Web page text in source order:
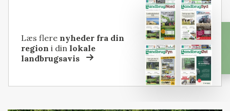
Læs flere nyheder fra din
region i dinlokale
landbrugsavis